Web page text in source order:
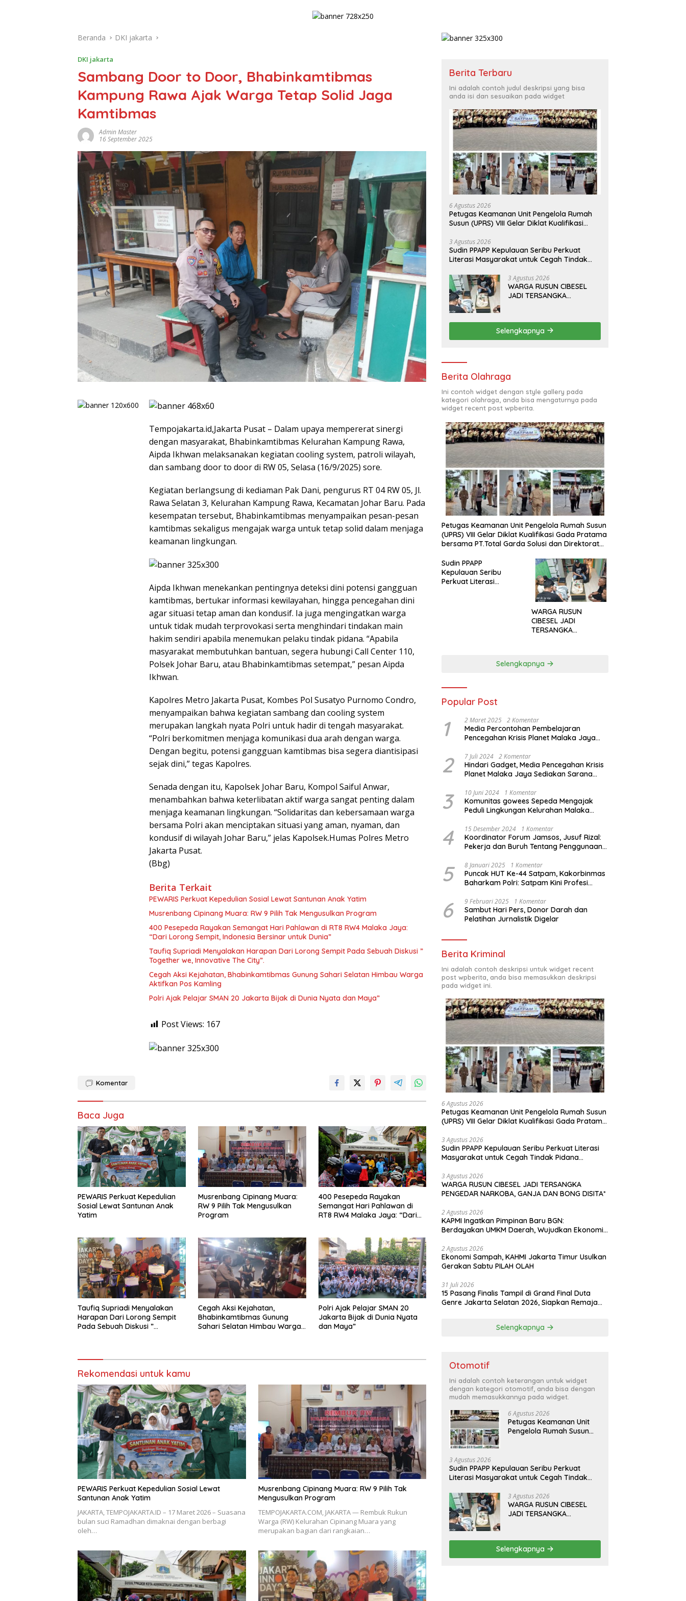
Beranda DKI jakarta
DKI jakarta
Sambang Door to Door, Bhabinkamtibmas
Kampung Rawa Ajak Warga Tetap Solid Jaga
Kamtibmas
Admin Master
16 September 2025
Tempojakarta.id,Jakarta Pusat – Dalam upaya mempererat sinergi
dengan masyarakat, Bhabinkamtibmas Kelurahan Kampung Rawa,
Aipda Ikhwan melaksanakan kegiatan cooling system, patroli wilayah,
dan sambang door to door di RW 05, Selasa (16/9/2025) sore.
Kegiatan berlangsung di kediaman Pak Dani, pengurus RT 04 RW 05, Jl.
Rawa Selatan 3, Kelurahan Kampung Rawa, Kecamatan Johar Baru. Pada
kesempatan tersebut, Bhabinkamtibmas menyampaikan pesan-pesan
kamtibmas sekaligus mengajak warga untuk tetap solid dalam menjaga
keamanan lingkungan.
Aipda Ikhwan menekankan pentingnya deteksi dini potensi gangguan
kamtibmas, bertukar informasi kewilayahan, hingga pencegahan dini
agar situasi tetap aman dan kondusif. Ia juga mengingatkan warga
untuk tidak mudah terprovokasi serta menghindari tindakan main
hakim sendiri apabila menemukan pelaku tindak pidana. “Apabila
masyarakat membutuhkan bantuan, segera hubungi Call Center 110,
Polsek Johar Baru, atau Bhabinkamtibmas setempat,” pesan Aipda
Ikhwan.
Kapolres Metro Jakarta Pusat, Kombes Pol Susatyo Purnomo Condro,
menyampaikan bahwa kegiatan sambang dan cooling system
merupakan langkah nyata Polri untuk hadir di tengah masyarakat.
“Polri berkomitmen menjaga komunikasi dua arah dengan warga.
Dengan begitu, potensi gangguan kamtibmas bisa segera diantisipasi
sejak dini,” tegas Kapolres.
Senada dengan itu, Kapolsek Johar Baru, Kompol Saiful Anwar,
menambahkan bahwa keterlibatan aktif warga sangat penting dalam
menjaga keamanan lingkungan. “Solidaritas dan kebersamaan warga
bersama Polri akan menciptakan situasi yang aman, nyaman, dan
kondusif di wilayah Johar Baru,” jelas Kapolsek.Humas Polres Metro
Jakarta Pusat.
(Bbg)
Berita Terkait
PEWARIS Perkuat Kepedulian Sosial Lewat Santunan Anak Yatim
Musrenbang Cipinang Muara: RW 9 Pilih Tak Mengusulkan Program
400 Pesepeda Rayakan Semangat Hari Pahlawan di RT8 RW4 Malaka Jaya:
“Dari Lorong Sempit, Indonesia Bersinar untuk Dunia”
Taufiq Supriadi Menyalakan Harapan Dari Lorong Sempit Pada Sebuah Diskusi ”
Together we, Innovative The City”.
Cegah Aksi Kejahatan, Bhabinkamtibmas Gunung Sahari Selatan Himbau Warga
Aktifkan Pos Kamling
Polri Ajak Pelajar SMAN 20 Jakarta Bijak di Dunia Nyata dan Maya”
Post Views: 167
Komentar
Baca Juga
PEWARIS Perkuat Kepedulian
Sosial Lewat Santunan Anak
Yatim
Musrenbang Cipinang Muara:
RW 9 Pilih Tak Mengusulkan
Program
400 Pesepeda Rayakan
Semangat Hari Pahlawan di
RT8 RW4 Malaka Jaya: “Dari
Taufiq Supriadi Menyalakan
Harapan Dari Lorong Sempit
Pada Sebuah Diskusi ”
Cegah Aksi Kejahatan,
Bhabinkamtibmas Gunung
Sahari Selatan Himbau Warga
Polri Ajak Pelajar SMAN 20
Jakarta Bijak di Dunia Nyata
dan Maya”
Rekomendasi untuk kamu
PEWARIS Perkuat Kepedulian Sosial Lewat
Santunan Anak Yatim
JAKARTA, TEMPOJAKARTA.ID – 17 Maret 2026 – Suasana
bulan suci Ramadhan dimaknai dengan berbagi
oleh…
Musrenbang Cipinang Muara: RW 9 Pilih Tak
Mengusulkan Program
TEMPOJAKARTA.COM, JAKARTA — Rembuk Rukun
Warga (RW) Kelurahan Cipinang Muara yang
merupakan bagian dari rangkaian…
Berita Terbaru
Ini adalah contoh judul deskripsi yang bisa
anda isi dan sesuaikan pada widget
6 Agustus 2026
Petugas Keamanan Unit Pengelola Rumah
Susun (UPRS) VIII Gelar Diklat Kualifikasi
Solusi dan Direktorat Bhabinkamtibmas
Polda Metro Jaya*
3 Agustus 2026
Sudin PPAPP Kepulauan Seribu Perkuat
Literasi Masyarakat untuk Cegah Tindak
3 Agustus 2026
WARGA RUSUN CIBESEL
JADI TERSANGKA
Selengkapnya
Berita Olahraga
Ini contoh widget dengan style gallery pada
kategori olahraga, anda bisa mengaturnya pada
widget recent post wpberita.
Petugas Keamanan Unit Pengelola Rumah Susun
(UPRS) VIII Gelar Diklat Kualifikasi Gada Pratama
bersama PT.Total Garda Solusi dan Direktorat
Sudin PPAPP
Kepulauan Seribu
Perkuat Literasi
WARGA RUSUN
CIBESEL JADI
TERSANGKA
Selengkapnya
Popular Post
1 2 Maret 2025 2 Komentar
Media Percontohan Pembelajaran
Pencegahan Krisis Planet Malaka Jaya
2 7 Juli 2024 2 Komentar
Hindari Gadget, Media Pencegahan Krisis
Planet Malaka Jaya Sediakan Sarana
3 10 Juni 2024 1 Komentar
Komunitas gowees Sepeda Mengajak
Peduli Lingkungan Kelurahan Malaka
4 15 Desember 2024 1 Komentar
Koordinator Forum Jamsos, Jusuf Rizal:
Pekerja dan Buruh Tentang Penggunaan
Tapera
5 8 Januari 2025 1 Komentar
Puncak HUT Ke-44 Satpam, Kakorbinmas
Baharkam Polri: Satpam Kini Profesi
6 9 Februari 2025 1 Komentar
Sambut Hari Pers, Donor Darah dan
Pelatihan Jurnalistik Digelar
Berita Kriminal
Ini adalah contoh deskripsi untuk widget recent
post wpberita, anda bisa memasukkan deskripsi
pada widget ini.
6 Agustus 2026
Petugas Keamanan Unit Pengelola Rumah Susun
(UPRS) VIII Gelar Diklat Kualifikasi Gada Pratama
Bhabinkamtibmas Polda Metro Jaya*
3 Agustus 2026
Sudin PPAPP Kepulauan Seribu Perkuat Literasi
Masyarakat untuk Cegah Tindak Pidana
3 Agustus 2026
WARGA RUSUN CIBESEL JADI TERSANGKA
PENGEDAR NARKOBA, GANJA DAN BONG DISITA*
2 Agustus 2026
KAPMI Ingatkan Pimpinan Baru BGN:
Berdayakan UMKM Daerah, Wujudkan Ekonomi
2 Agustus 2026
Ekonomi Sampah, KAHMI Jakarta Timur Usulkan
Gerakan Sabtu PILAH OLAH
31 Juli 2026
15 Pasang Finalis Tampil di Grand Final Duta
Genre Jakarta Selatan 2026, Siapkan Remaja
Selengkapnya
Otomotif
Ini adalah contoh keterangan untuk widget
dengan kategori otomotif, anda bisa dengan
mudah memasukkannya pada widget.
6 Agustus 2026
Petugas Keamanan Unit
Pengelola Rumah Susun
Solusi dan Direktorat
Bhabinkamtibmas Polda
3 Agustus 2026
Sudin PPAPP Kepulauan Seribu Perkuat
Literasi Masyarakat untuk Cegah Tindak
3 Agustus 2026
WARGA RUSUN CIBESEL
JADI TERSANGKA
Selengkapnya